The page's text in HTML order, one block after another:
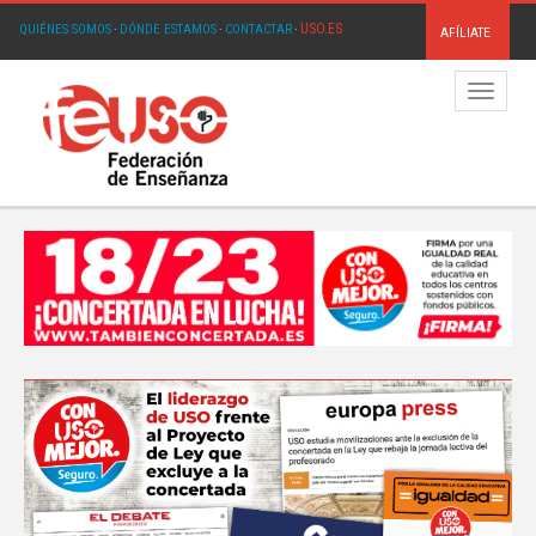
QUIÉNES SOMOS· DÓNDE ESTAMOS· CONTACTAR· USO.ES AFÍLIATE
Menú